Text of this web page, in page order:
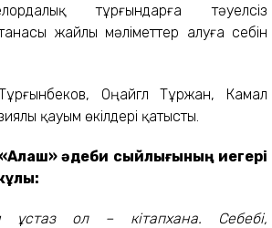
тұрғындарға тәуелсіз
жайлы мәліметтер алуға себін
Оңайгүл Тұржан, Камал
қауым өкілдері қатысты.
«Алаш» әдеби сыйлығының иегері
ол – кітапхана. Себебі,